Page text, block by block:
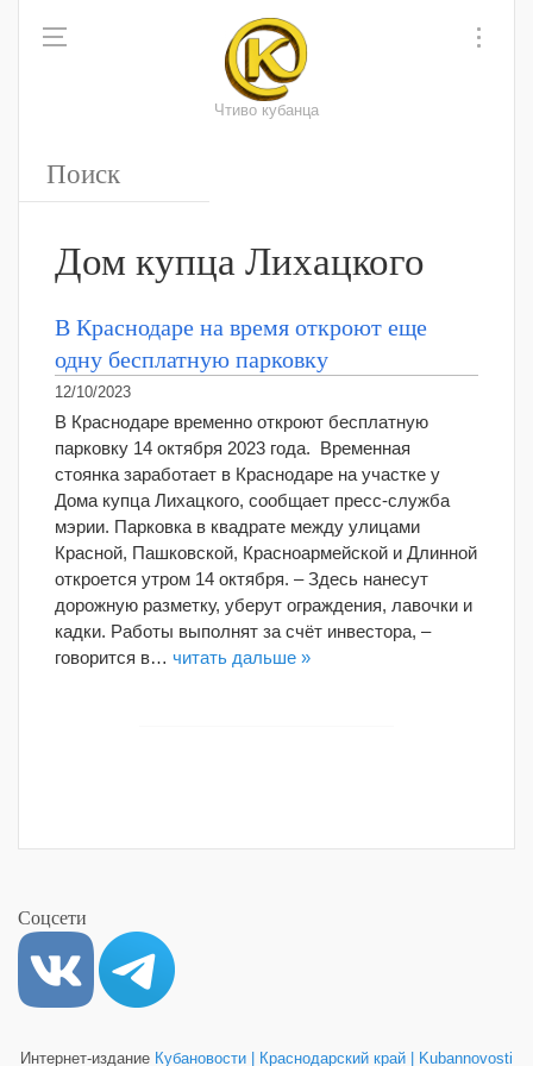
Чтиво кубанца
Дом купца Лихацкого
В Краснодаре на время откроют еще
одну бесплатную парковку
12/10/2023
В Краснодаре временно откроют бесплатную
парковку 14 октября 2023 года. Временная
стоянка заработает в Краснодаре на участке у
Дома купца Лихацкого, сообщает пресс-служба
мэрии. Парковка в квадрате между улицами
Красной, Пашковской, Красноармейской и Длинной
откроется утром 14 октября. – Здесь нанесут
дорожную разметку, уберут ограждения, лавочки и
кадки. Работы выполнят за счёт инвестора, –
говорится в… читать дальше »
Соцсети
Интернет-издание Кубановости | Краснодарский край | Kubannovosti